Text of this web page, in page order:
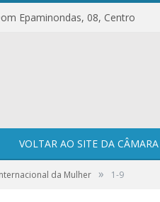
Epaminondas, 08, Centro
VOLTAR AO SITE DA CÂMARA
da Mulher » 1-9